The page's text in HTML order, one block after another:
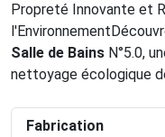
Propreté Innovante et
Salle de Bains N°5.0,
nettoyage écologique
Fabrication